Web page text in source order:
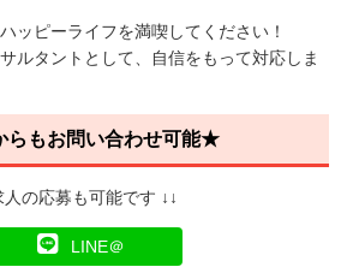
ッピーライフを満喫してください！
ルタントとして、自信をもって対応しま
もお問い合わせ可能★
人の応募も可能です ↓↓
LINE＠